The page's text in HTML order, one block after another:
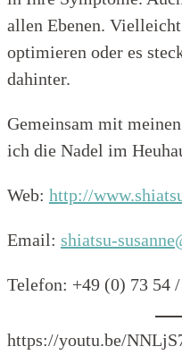
allen Ebenen.
optimieren oder es
dahinter.
Gemeinsam mit
ich die Nadel im
Web: http://
Email: shiatsu-
Telefon: +49 (0) 73 54
https://youtu.be/